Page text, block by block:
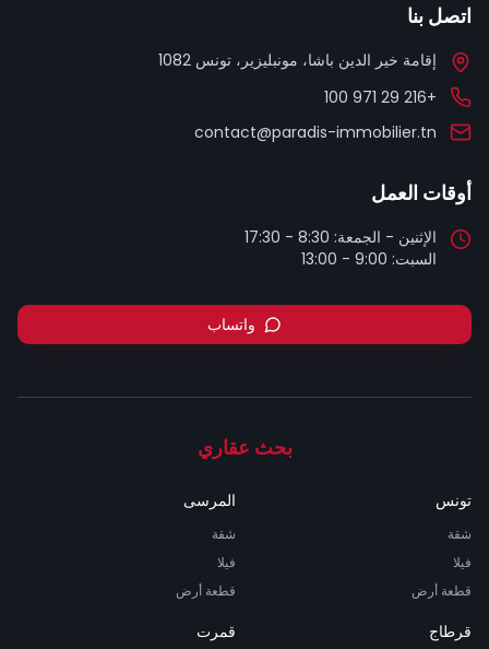
اتصل بنا
إقامة خير الدين باشا، مونبليزير، تونس 1082
+216 29 971 100
contact@paradis-immobilier.tn
أوقات العمل
السبت: 9:00 - 13:00
واتساب
بحث عقاري
تونس
شقة
فيلا
قطعة أرض
المرسى
شقة
فيلا
قطعة أرض
قرطاج قمرت